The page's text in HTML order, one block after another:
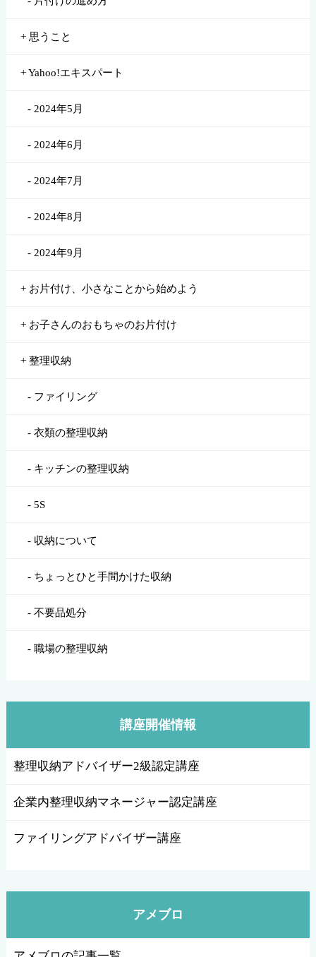
思うこと
Yahoo!エキスパート
2024年5月
2024年6月
2024年7月
2024年8月
2024年9月
お片付け、小さなことから始めよう
お子さんのおもちゃのお片付け
整理収納
ファイリング
衣類の整理収納
キッチンの整理収納
5S
収納について
ちょっとひと手間かけた収納
不要品処分
職場の整理収納
講座開催情報
整理収納アドバイザー2級認定講座
企業内整理収納マネージャー認定講座
ファイリングアドバイザー講座
アメブロ